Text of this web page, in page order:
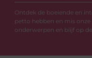
Ontdek de boeiende en
petto hebben en mis
onderwerpen en blijf op